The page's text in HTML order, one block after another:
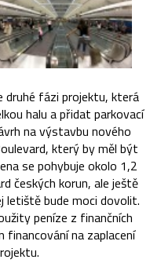
druhé fázi projektu, která
halu a přidat parkovací
na výstavbu nového
který by měl být
se pohybuje okolo 1,2
českých korun, ale ještě
letiště bude moci dovolit.
peníze z finančních
financování na zaplacení